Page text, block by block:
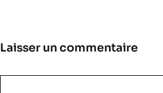
Laisser un commentaire